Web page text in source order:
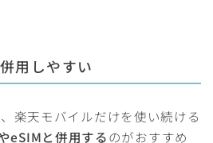
用しやすい
楽天モバイルだけを使い続ける
eSIMと併用するのがおすすめ